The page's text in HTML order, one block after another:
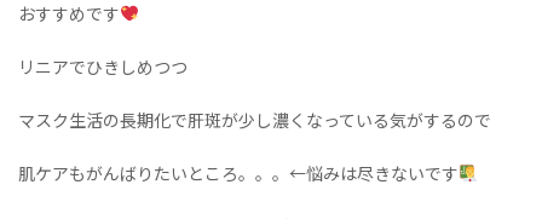
おすすめです
リニアでひきしめつつ
マスク生活の長期化で肝斑が少し濃くなっている気がするので
肌ケアもがんばりたいところ。。。←悩みは尽きないです